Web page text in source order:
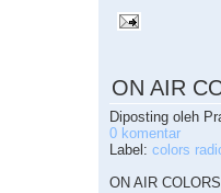
ON AIR
Diposting oleh
0 komentar
Label: colors
ON AIR